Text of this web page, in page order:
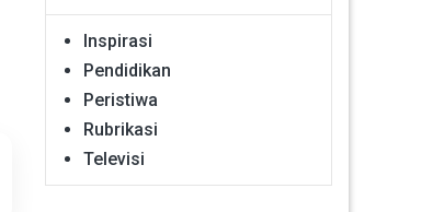
Inspirasi
Pendidikan
Peristiwa
Rubrikasi
Televisi